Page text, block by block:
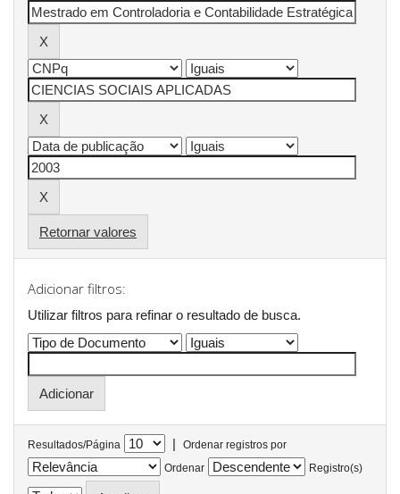
Retornar valores
Adicionar filtros:
Utilizar filtros para refinar o resultado de busca.
Resultados/Página |
Ordenar registros por
Ordenar
Registro(s)